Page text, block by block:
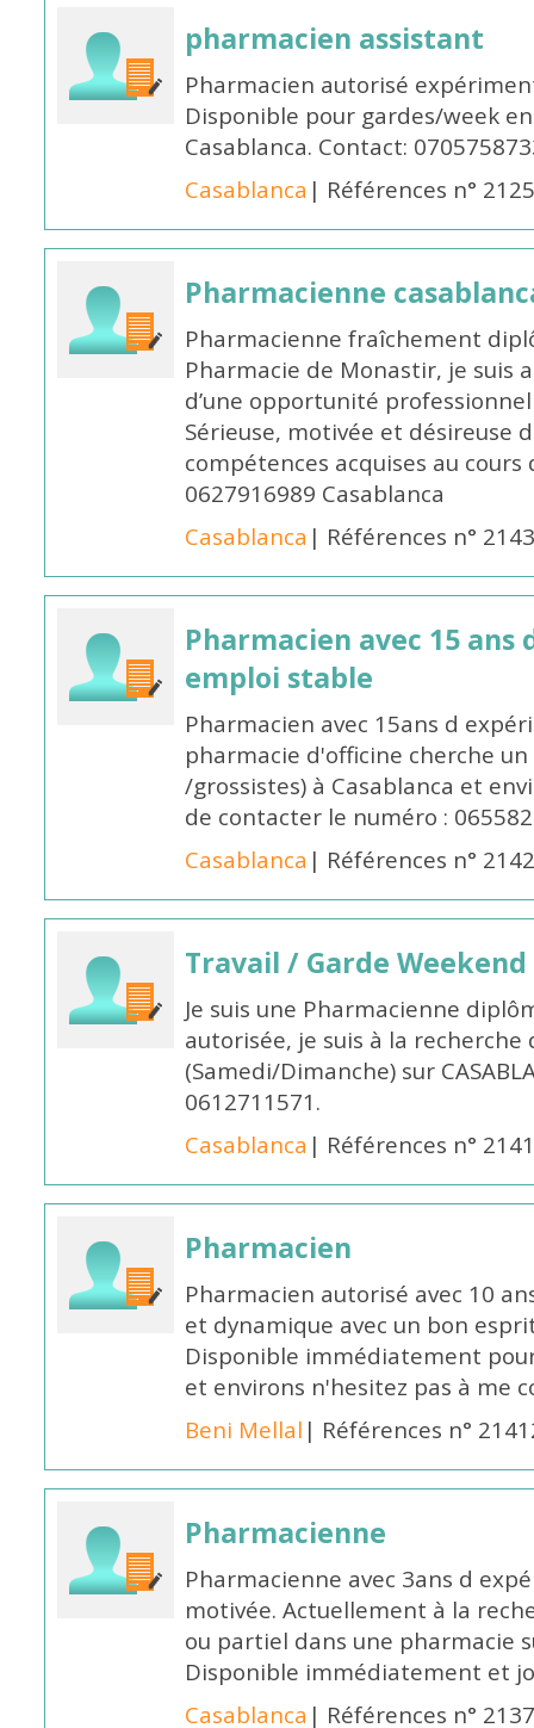
pharmacien assistant
Pharmacien autorisé
Disponible pour gardes/week
Casablanca. Contact:
Casablanca | Références n°
Pharmacienne
Pharmacienne fraîchement
Pharmacie de Monastir, je suis
d’une opportunité
Sérieuse, motivée et désireuse
compétences acquises au
0627916989 Casablanca
Casablanca | Références n°
Pharmacien avec 15
emploi stable
Pharmacien avec 15ans d
pharmacie d'officine cherche
/grossistes) à Casablanca et
de contacter le numéro :
Casablanca | Références n°
Travail / Garde Weekend
Je suis une Pharmacienne
autorisée, je suis à la
(Samedi/Dimanche) sur
0612711571.
Casablanca | Références n°
Pharmacien
Pharmacien autorisé avec 10
et dynamique avec un bon
Disponible immédiatement
et environs n'hesitez pas à me
Beni Mellal | Références n°
Pharmacienne
Pharmacienne avec 3ans d
motivée. Actuellement à la
ou partiel dans une pharmacie
Disponible immédiatement et
Casablanca | Références n°